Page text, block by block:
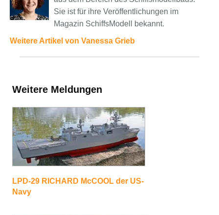
Sie ist für ihre Veröffentlichungen im
Magazin SchiffsModell bekannt.
Weitere Artikel von Vanessa Grieb
Weitere Meldungen
LPD-29 RICHARD McCOOL der US-
Navy